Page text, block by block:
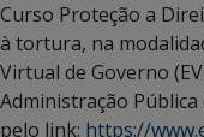
Curso Proteção a
à tortura, na
Virtual de Governo
Administração Pública
pelo link: https://